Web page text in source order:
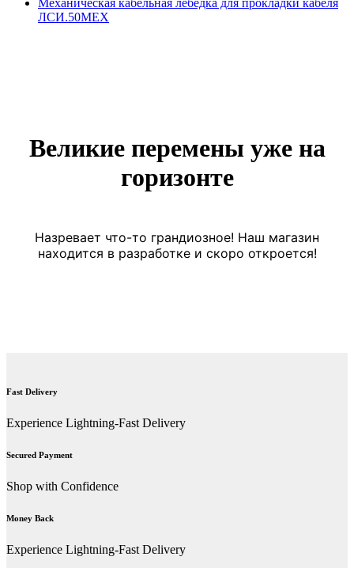
Механическая кабельная лебедка для прокладки кабеля
ЛСИ.50МЕХ
Великие перемены уже на
горизонте
Назревает что-то грандиозное! Наш магазин
находится в разработке и скоро откроется!
Fast Delivery
Experience Lightning-Fast Delivery
Secured Payment
Shop with Confidence
Money Back
Experience Lightning-Fast Delivery